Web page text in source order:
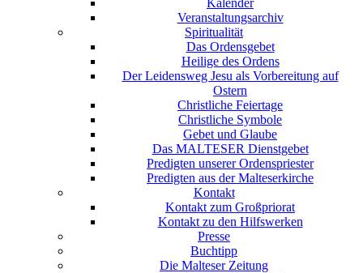
Kalender
Veranstaltungsarchiv
Spiritualität
Das Ordensgebet
Heilige des Ordens
Der Leidensweg Jesu als Vorbereitung auf
Ostern
Christliche Feiertage
Christliche Symbole
Gebet und Glaube
Das MALTESER Dienstgebet
Predigten unserer Ordenspriester
Predigten aus der Malteserkirche
Kontakt
Kontakt zum Großpriorat
Kontakt zu den Hilfswerken
Presse
Buchtipp
Die Malteser Zeitung